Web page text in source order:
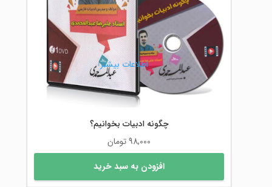
اطلاعات بیشتر
چگونه ادبیات بخوانیم؟
98,000تومان
افزودن به سبد خرید